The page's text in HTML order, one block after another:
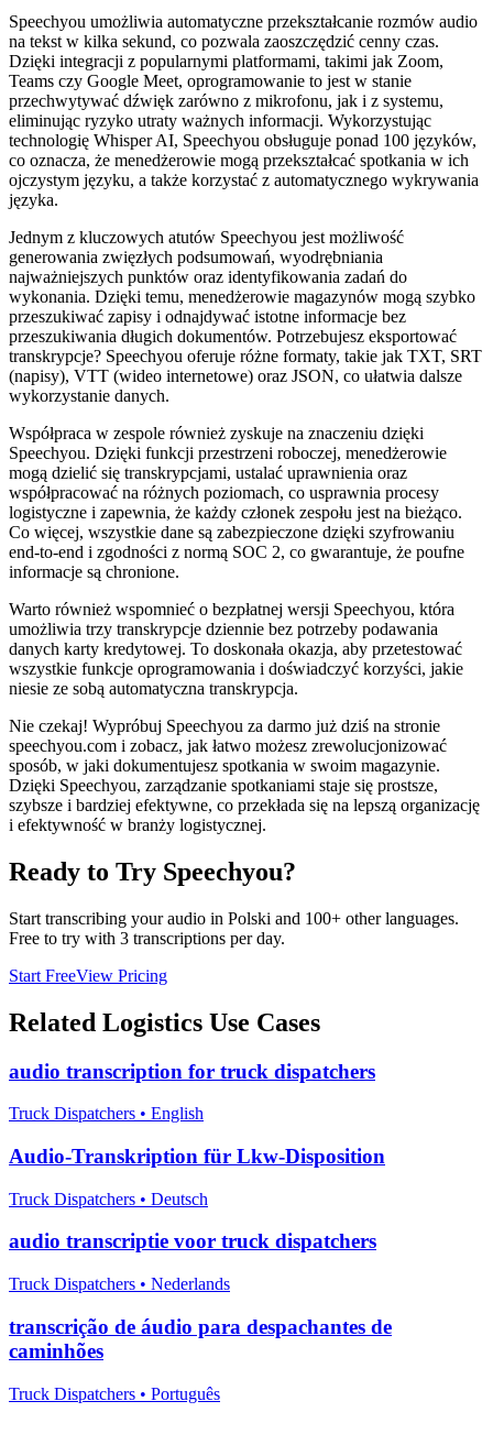
Speechyou umożliwia automatyczne przekształcanie rozmów audio
na tekst w kilka sekund, co pozwala zaoszczędzić cenny czas.
Dzięki integracji z popularnymi platformami, takimi jak Zoom,
Teams czy Google Meet, oprogramowanie to jest w stanie
przechwytywać dźwięk zarówno z mikrofonu, jak i z systemu,
eliminując ryzyko utraty ważnych informacji. Wykorzystując
technologię Whisper AI, Speechyou obsługuje ponad 100 języków,
co oznacza, że menedżerowie mogą przekształcać spotkania w ich
ojczystym języku, a także korzystać z automatycznego wykrywania
języka.
Jednym z kluczowych atutów Speechyou jest możliwość
generowania zwięzłych podsumowań, wyodrębniania
najważniejszych punktów oraz identyfikowania zadań do
wykonania. Dzięki temu, menedżerowie magazynów mogą szybko
przeszukiwać zapisy i odnajdywać istotne informacje bez
przeszukiwania długich dokumentów. Potrzebujesz eksportować
transkrypcje? Speechyou oferuje różne formaty, takie jak TXT, SRT
(napisy), VTT (wideo internetowe) oraz JSON, co ułatwia dalsze
wykorzystanie danych.
Współpraca w zespole również zyskuje na znaczeniu dzięki
Speechyou. Dzięki funkcji przestrzeni roboczej, menedżerowie
mogą dzielić się transkrypcjami, ustalać uprawnienia oraz
współpracować na różnych poziomach, co usprawnia procesy
logistyczne i zapewnia, że każdy członek zespołu jest na bieżąco.
Co więcej, wszystkie dane są zabezpieczone dzięki szyfrowaniu
end-to-end i zgodności z normą SOC 2, co gwarantuje, że poufne
informacje są chronione.
Warto również wspomnieć o bezpłatnej wersji Speechyou, która
umożliwia trzy transkrypcje dziennie bez potrzeby podawania
danych karty kredytowej. To doskonała okazja, aby przetestować
wszystkie funkcje oprogramowania i doświadczyć korzyści, jakie
niesie ze sobą automatyczna transkrypcja.
Nie czekaj! Wypróbuj Speechyou za darmo już dziś na stronie
speechyou.com i zobacz, jak łatwo możesz zrewolucjonizować
sposób, w jaki dokumentujesz spotkania w swoim magazynie.
Dzięki Speechyou, zarządzanie spotkaniami staje się prostsze,
szybsze i bardziej efektywne, co przekłada się na lepszą organizację
i efektywność w branży logistycznej.
Ready to Try Speechyou?
Start transcribing your audio in Polski and 100+ other languages.
Free to try with 3 transcriptions per day.
Start FreeView Pricing
Related Logistics Use Cases
audio transcription for truck dispatchers
Truck Dispatchers • English
Audio-Transkription für Lkw-Disposition
Truck Dispatchers • Deutsch
audio transcriptie voor truck dispatchers
Truck Dispatchers • Nederlands
transcrição de áudio para despachantes de
caminhões
Truck Dispatchers • Português